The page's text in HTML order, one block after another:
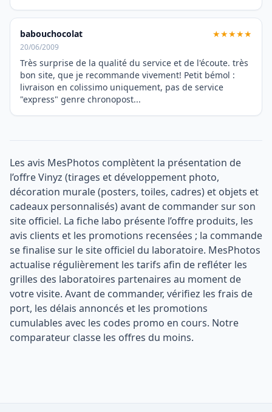
babouchocolat ★★★★★
20/06/2009
Très surprise de la qualité du service et de l'écoute. très
bon site, que je recommande vivement! Petit bémol :
livraison en colissimo uniquement, pas de service
"express" genre chronopost...
Les avis MesPhotos complètent la présentation de
l’offre Vinyz (tirages et développement photo,
décoration murale (posters, toiles, cadres) et objets et
cadeaux personnalisés) avant de commander sur son
site officiel. La fiche labo présente l’offre produits, les
avis clients et les promotions recensées ; la commande
se finalise sur le site officiel du laboratoire. MesPhotos
actualise régulièrement les tarifs afin de refléter les
grilles des laboratoires partenaires au moment de
votre visite. Avant de commander, vérifiez les frais de
port, les délais annoncés et les promotions
cumulables avec les codes promo en cours. Notre
comparateur classe les offres du moins.